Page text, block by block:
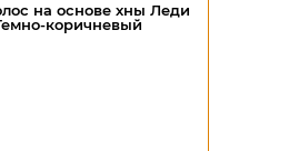
на основе хны Леди
коричневый